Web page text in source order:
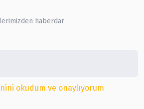
haberdar
okudum ve onaylıyorum